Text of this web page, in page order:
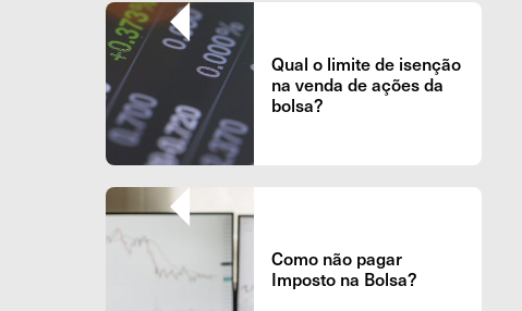
Qual o limite de isenção
na venda de ações da
bolsa?
Como não pagar
Imposto na Bolsa?